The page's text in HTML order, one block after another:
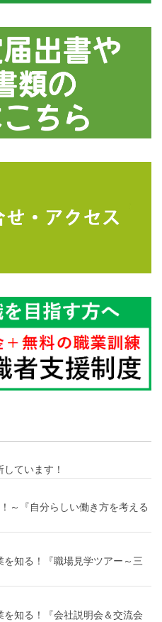
ています！
～『自分らしい働き方を考える
を知る！『職場見学ツアー～三
を知る！『会社説明会＆交流会